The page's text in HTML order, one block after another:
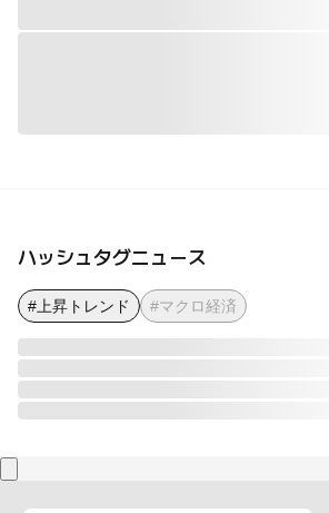
ハッシュタグニュース
#上昇トレンド #マクロ経済